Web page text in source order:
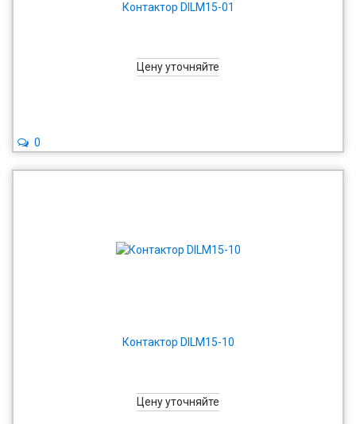
Контактор DILM15-01
Цену уточняйте
0
Контактор DILM15-10
Цену уточняйте